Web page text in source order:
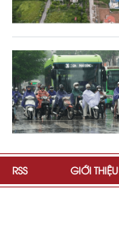
RSS GIỚI THIỆU